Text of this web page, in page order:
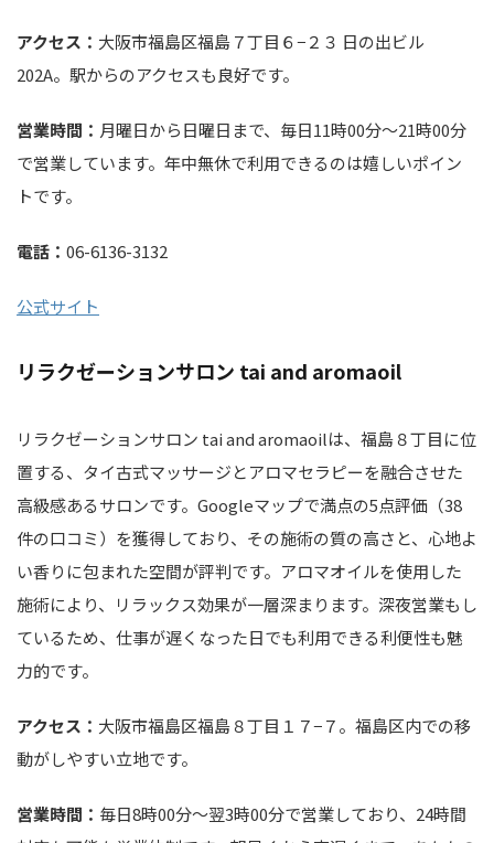
アクセス： 大阪市福島区福島７丁目６−２３ 日の出ビル
202A。駅からのアクセスも良好です。
営業時間： 月曜日から日曜日まで、毎日11時00分～21時00分
で営業しています。年中無休で利用できるのは嬉しいポイン
トです。
電話： 06-6136-3132
公式サイト
リラクゼーションサロン tai and aromaoil
リラクゼーションサロン tai and aromaoilは、福島８丁目に位
置する、タイ古式マッサージとアロマセラピーを融合させた
高級感あるサロンです。Googleマップで満点の5点評価（38
件の口コミ）を獲得しており、その施術の質の高さと、心地よ
い香りに包まれた空間が評判です。アロマオイルを使用した
施術により、リラックス効果が一層深まります。深夜営業もし
ているため、仕事が遅くなった日でも利用できる利便性も魅
力的です。
アクセス： 大阪市福島区福島８丁目１７−７。福島区内での移
動がしやすい立地です。
営業時間： 毎日8時00分～翌3時00分で営業しており、24時間